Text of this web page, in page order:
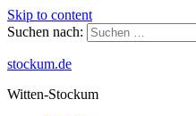
Skip to content
Suchen nach:
stockum.de
Witten-Stockum